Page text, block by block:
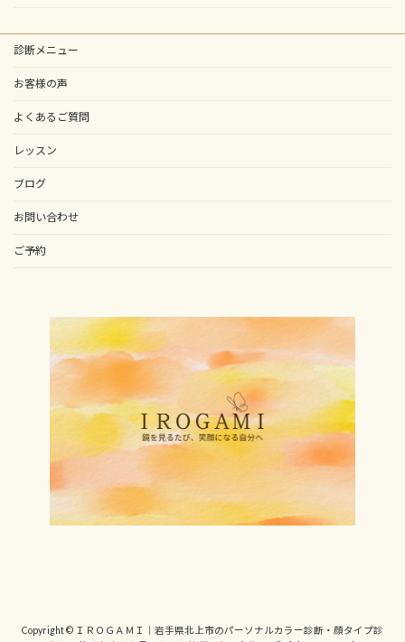
診断メニュー
お客様の声
よくあるご質問
レッスン
ブログ
お問い合わせ
ご予約
Copyright © ＩＲＯＧＡＭＩ｜岩手県北上市のパーソナルカラー診断・顔タイプ診